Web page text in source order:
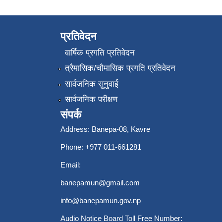
प्रतिवेदन
वार्षिक प्रगति प्रतिवेदन
त्रैमासिक/चौमासिक प्रगति प्रतिवेदन
सार्वजनिक सुनुवाई
सार्वजनिक परीक्षण
संपर्क
Address: Banepa-08, Kavre
Phone: +977 011-661281
Email:
banepamun@gmail.com
info@banepamun.gov.np
Audio Notice Board Toll Free Number: